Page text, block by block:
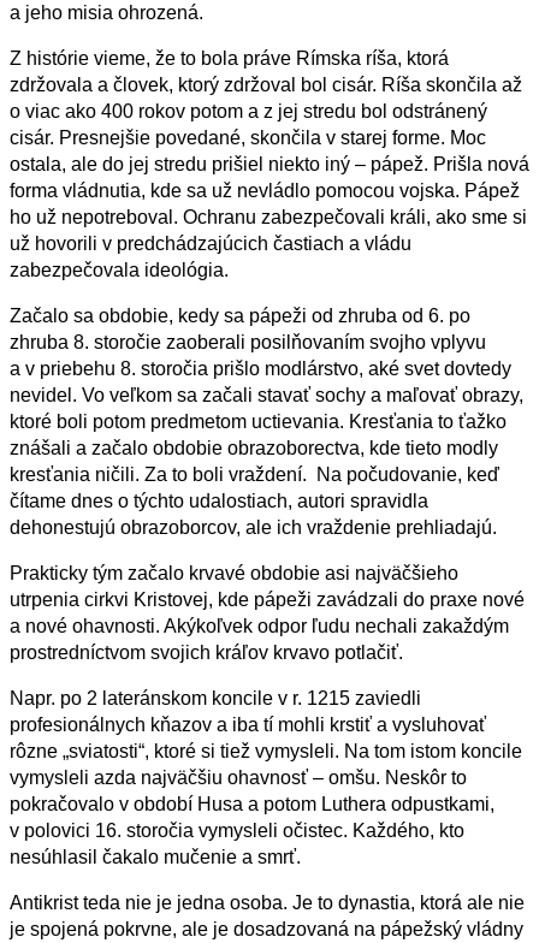
a jeho misia ohrozená.
Z histórie vieme, že to bola práve Rímska ríša, ktorá
zdržovala a človek, ktorý zdržoval bol cisár. Ríša skončila až
o viac ako 400 rokov potom a z jej stredu bol odstránený
cisár. Presnejšie povedané, skončila v starej forme. Moc
ostala, ale do jej stredu prišiel niekto iný – pápež. Prišla nová
forma vládnutia, kde sa už nevládlo pomocou vojska. Pápež
ho už nepotreboval. Ochranu zabezpečovali králi, ako sme si
už hovorili v predchádzajúcich častiach a vládu
zabezpečovala ideológia.
Začalo sa obdobie, kedy sa pápeži od zhruba od 6. po
zhruba 8. storočie zaoberali posilňovaním svojho vplyvu
a v priebehu 8. storočia prišlo modlárstvo, aké svet dovtedy
nevidel. Vo veľkom sa začali stavať sochy a maľovať obrazy,
ktoré boli potom predmetom uctievania. Kresťania to ťažko
znášali a začalo obdobie obrazoborectva, kde tieto modly
kresťania ničili. Za to boli vraždení. Na počudovanie, keď
čítame dnes o týchto udalostiach, autori spravidla
dehonestujú obrazoborcov, ale ich vraždenie prehliadajú.
Prakticky tým začalo krvavé obdobie asi najväčšieho
utrpenia cirkvi Kristovej, kde pápeži zavádzali do praxe nové
a nové ohavnosti. Akýkoľvek odpor ľudu nechali zakaždým
prostredníctvom svojich kráľov krvavo potlačiť.
Napr. po 2 lateránskom koncile v r. 1215 zaviedli
profesionálnych kňazov a iba tí mohli krstiť a vysluhovať
rôzne „sviatosti“, ktoré si tiež vymysleli. Na tom istom koncile
vymysleli azda najväčšiu ohavnosť – omšu. Neskôr to
pokračovalo v období Husa a potom Luthera odpustkami,
v polovici 16. storočia vymysleli očistec. Každého, kto
nesúhlasil čakalo mučenie a smrť.
Antikrist teda nie je jedna osoba. Je to dynastia, ktorá ale nie
je spojená pokrvne, ale je dosadzovaná na pápežský vládny